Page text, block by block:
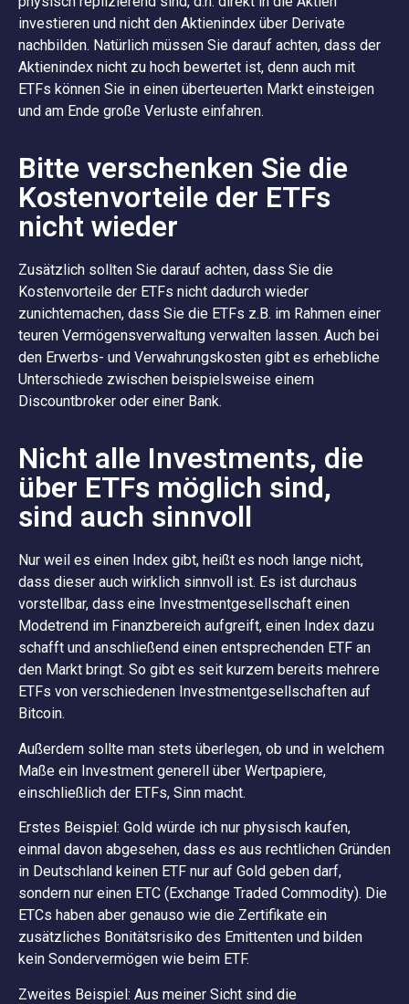
investieren und nicht den Aktienindex über Derivate
nachbilden. Natürlich müssen Sie darauf achten, dass der
Aktienindex nicht zu hoch bewertet ist, denn auch mit
ETFs können Sie in einen überteuerten Markt einsteigen
und am Ende große Verluste einfahren.
Bitte verschenken Sie die
Kostenvorteile der ETFs
nicht wieder
Zusätzlich sollten Sie darauf achten, dass Sie die
Kostenvorteile der ETFs nicht dadurch wieder
zunichtemachen, dass Sie die ETFs z.B. im Rahmen einer
teuren Vermögensverwaltung verwalten lassen. Auch bei
den Erwerbs- und Verwahrungskosten gibt es erhebliche
Unterschiede zwischen beispielsweise einem
Discountbroker oder einer Bank.
Nicht alle Investments, die
über ETFs möglich sind,
sind auch sinnvoll
Nur weil es einen Index gibt, heißt es noch lange nicht,
dass dieser auch wirklich sinnvoll ist. Es ist durchaus
vorstellbar, dass eine Investmentgesellschaft einen
Modetrend im Finanzbereich aufgreift, einen Index dazu
schafft und anschließend einen entsprechenden ETF an
den Markt bringt. So gibt es seit kurzem bereits mehrere
ETFs von verschiedenen Investmentgesellschaften auf
Bitcoin.
Außerdem sollte man stets überlegen, ob und in welchem
Maße ein Investment generell über Wertpapiere,
einschließlich der ETFs, Sinn macht.
Erstes Beispiel: Gold würde ich nur physisch kaufen,
einmal davon abgesehen, dass es aus rechtlichen Gründen
in Deutschland keinen ETF nur auf Gold geben darf,
sondern nur einen ETC (Exchange Traded Commodity). Die
ETCs haben aber genauso wie die Zertifikate ein
zusätzliches Bonitätsrisiko des Emittenten und bilden
kein Sondervermögen wie beim ETF.
Zweites Beispiel: Aus meiner Sicht sind die